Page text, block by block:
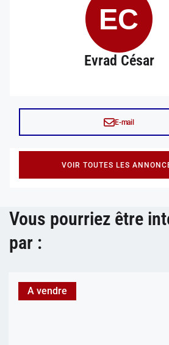
EC
Evrad César
E-mail
VOIR TOUTES LES
Vous pourriez être
par :
A vendre